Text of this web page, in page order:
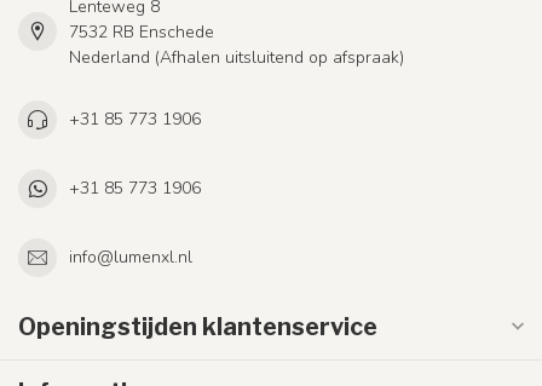
Lenteweg 8
7532 RB Enschede
Nederland (Afhalen uitsluitend op afspraak)
+31 85 773 1906
+31 85 773 1906
info@lumenxl.nl
Openingstijden klantenservice